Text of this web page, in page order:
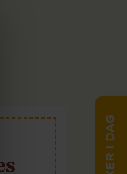
SKER I DAG